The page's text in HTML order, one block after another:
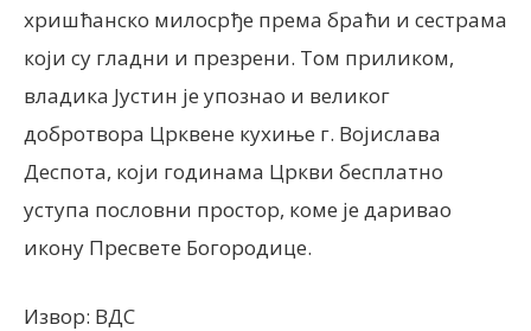
хришћанско милосрђе према браћи и сестрама
који су гладни и презрени. Том приликом,
владика Јустин је упознао и великог
добротвора Црквене кухиње г. Војислава
Деспота, који годинама Цркви бесплатно
уступа пословни простор, коме је даривао
икону Пресвете Богородице.
Извор: ВДС